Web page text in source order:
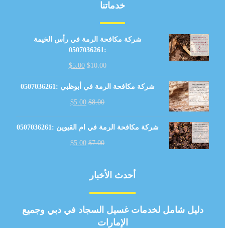
خدماتنا
شركة مكافحة الرمة في رأس الخيمة
:0507036261
$10.00
$5.00
شركة مكافحة الرمة في أبوظبي :0507036261
$8.00
$5.00
شركة مكافحة الرمة في ام القيوين :0507036261
$7.00
$5.00
أحدث الأخبار
دليل شامل لخدمات غسيل السجاد في دبي وجميع
الإمارات